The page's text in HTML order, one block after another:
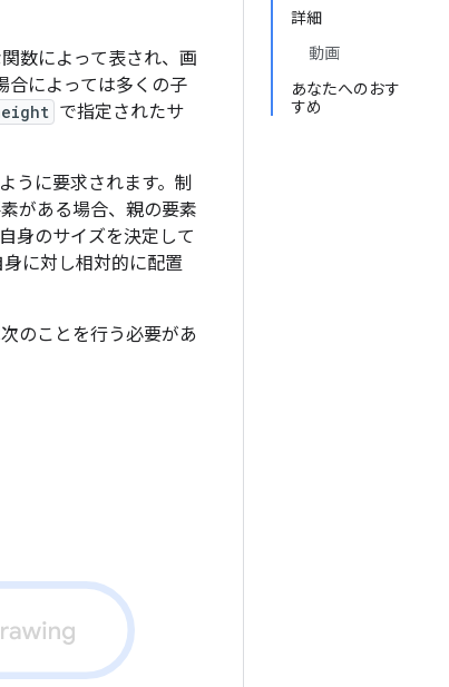
詳細
動画
あなたへのおす
すめ
数によって表され、画
合によっては多くの子
で指定されたサ
うに要求されます。制
がある場合、親の要素
身のサイズを決定して
に対し相対的に配置
のことを行う必要があ